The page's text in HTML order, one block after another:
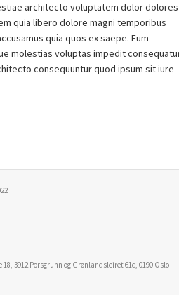
architecto voluptatem dolor dolores
quia libero dolore magni temporibus
quia quos ex saepe. Eum
molestias voluptas impedit
consequuntur quod ipsum sit iure
3912 Porsgrunn og Grønlandsleiret 61c, 0190 Oslo